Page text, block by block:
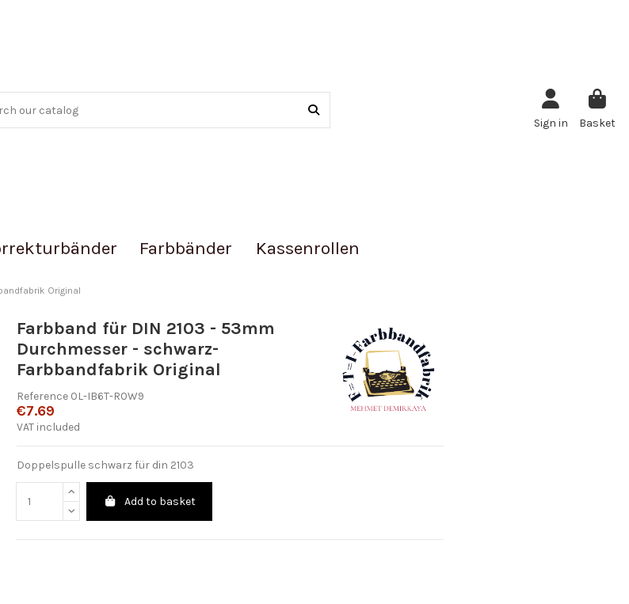
Sign in Basket
Farbbänder Kassenrollen
Original
Farbband für DIN 2103 - 53mm
Durchmesser - schwarz-
Farbbandfabrik Original
Reference 0L-IB6T-R0W9
€7.69
VAT included
Doppelspulle schwarz für din 2103
Add to basket